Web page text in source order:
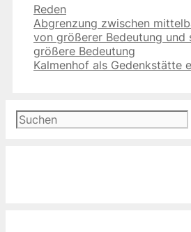
Kategorien
Reden
Abgrenzung zwischen
von größerer Bedeutung und
größere Bedeutung
Kalmenhof als Gedenkstätte
Suchen